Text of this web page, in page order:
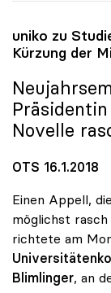
uniko zu
Kürzung der
Novelle
OTS 16.1.2018
Einen Appell,
möglichst
richtete am
Blimlinger, an